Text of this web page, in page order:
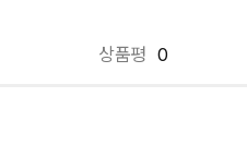
상품평 0